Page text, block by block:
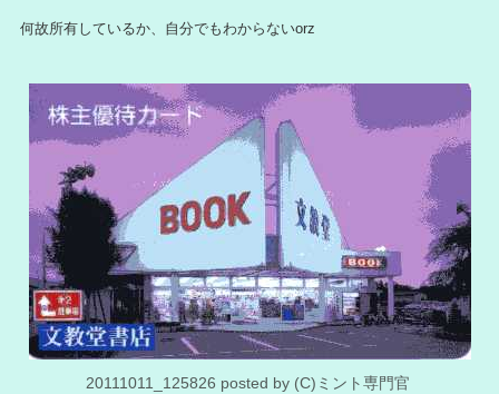
何故所有しているか、自分でもわからないorz
20111011_125826 posted by (C)ミント専門官